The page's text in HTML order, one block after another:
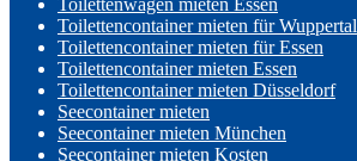
Toilettencontainer mieten für Wuppertal
Toilettencontainer mieten für Essen
Toilettencontainer mieten Essen
Toilettencontainer mieten Düsseldorf
Seecontainer mieten
Seecontainer mieten München
Seecontainer mieten Kosten